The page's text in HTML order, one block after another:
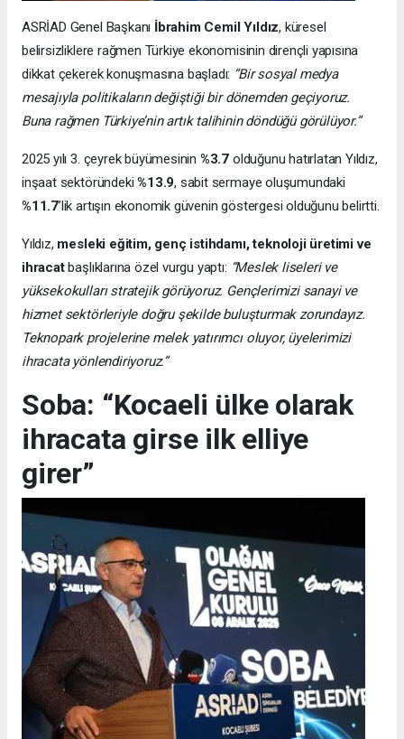
ASRİAD Genel Başkanı İbrahim Cemil Yıldız, küresel
belirsizliklere rağmen Türkiye ekonomisinin dirençli yapısına
dikkat çekerek konuşmasına başladı: “Bir sosyal medya
mesajıyla politikaların değiştiği bir dönemden geçiyoruz.
Buna rağmen Türkiye’nin artık talihinin döndüğü görülüyor.”
2025 yılı 3. çeyrek büyümesinin %3.7 olduğunu hatırlatan Yıldız,
inşaat sektöründeki%13.9, sabit sermaye oluşumundaki
%11.7’lik artışın ekonomik güvenin göstergesi olduğunu belirtti.
Yıldız, mesleki eğitim, genç istihdamı, teknoloji üretimi ve
ihracatbaşlıklarına özel vurgu yaptı: “Meslek liseleri ve
yüksekokulları stratejik görüyoruz. Gençlerimizi sanayi ve
hizmet sektörleriyle doğru şekilde buluşturmak zorundayız.
Teknopark projelerine melek yatırımcı oluyor, üyelerimizi
ihracata yönlendiriyoruz.”
Soba: “Kocaeli ülke olarak
ihracata girse ilk elliye
girer”